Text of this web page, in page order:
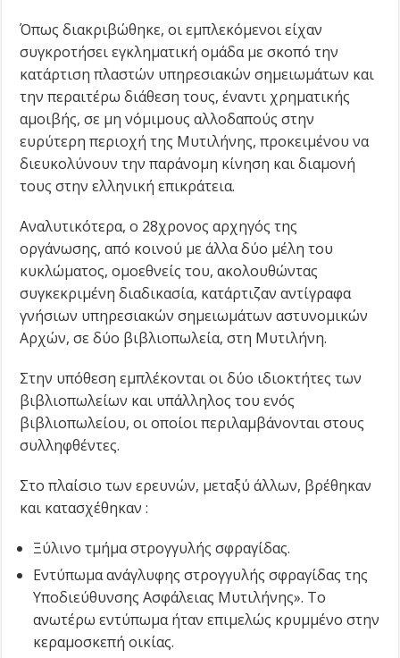
Όπως διακριβώθηκε, οι εμπλεκόμενοι είχαν
συγκροτήσει εγκληματική ομάδα με σκοπό την
κατάρτιση πλαστών υπηρεσιακών σημειωμάτων και
την περαιτέρω διάθεση τους, έναντι χρηματικής
αμοιβής, σε μη νόμιμους αλλοδαπούς στην
ευρύτερη περιοχή της Μυτιλήνης, προκειμένου να
διευκολύνουν την παράνομη κίνηση και διαμονή
τους στην ελληνική επικράτεια.
Αναλυτικότερα, ο 28χρονος αρχηγός της
οργάνωσης, από κοινού με άλλα δύο μέλη του
κυκλώματος, ομοεθνείς του, ακολουθώντας
συγκεκριμένη διαδικασία, κατάρτιζαν αντίγραφα
γνήσιων υπηρεσιακών σημειωμάτων αστυνομικών
Αρχών, σε δύο βιβλιοπωλεία, στη Μυτιλήνη.
Στην υπόθεση εμπλέκονται οι δύο ιδιοκτήτες των
βιβλιοπωλείων και υπάλληλος του ενός
βιβλιοπωλείου, οι οποίοι περιλαμβάνονται στους
συλληφθέντες.
Στο πλαίσιο των ερευνών, μεταξύ άλλων, βρέθηκαν
και κατασχέθηκαν :
Ξύλινο τμήμα στρογγυλής σφραγίδας.
Εντύπωμα ανάγλυφης στρογγυλής σφραγίδας της
Υποδιεύθυνσης Ασφάλειας Μυτιλήνης». Το
ανωτέρω εντύπωμα ήταν επιμελώς κρυμμένο στην
κεραμοσκεπή οικίας.